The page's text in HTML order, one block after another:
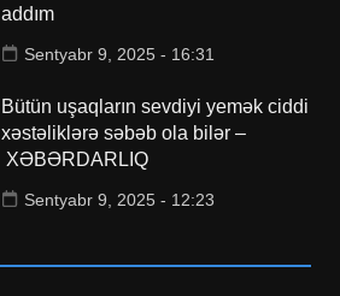
addım
Sentyabr 9, 2025 - 16:31
Bütün uşaqların sevdiyi yemək ciddi
xəstəliklərə səbəb ola bilər –
XƏBƏRDARLIQ
Sentyabr 9, 2025 - 12:23